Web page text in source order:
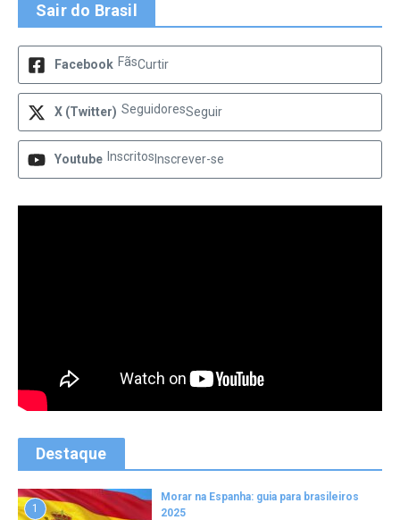
Sair do Brasil
Facebook FãsCurtir
X (Twitter) SeguidoresSeguir
Youtube Inscritos Inscrever-se
Destaque
1
Morar na Espanha: guia para brasileiros
2025